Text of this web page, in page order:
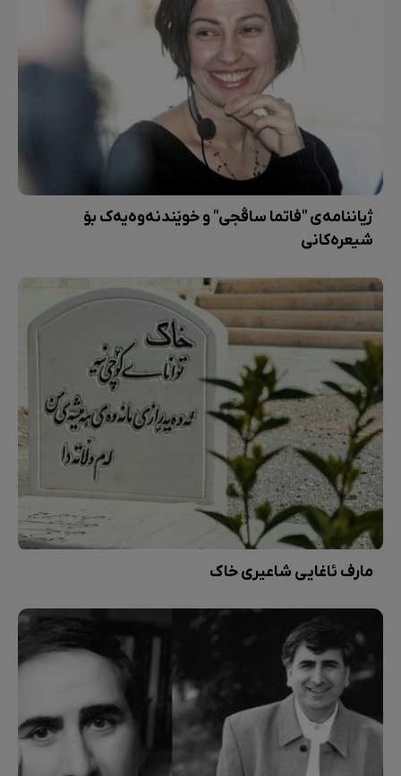
ژیاننامەی "فاتما ساڤجی" و خوێندنەوەیەک بۆ
شیعرەکانی
مارف ئاغایی شاعیری خاک